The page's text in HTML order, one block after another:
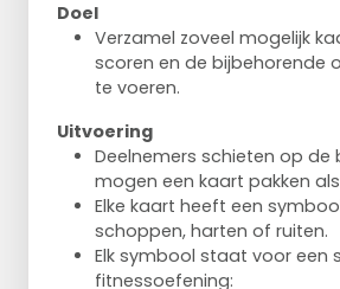
Doel
Verzamel zoveel mogelijk
scoren en de bijbehorende
te voeren.
Uitvoering
Deelnemers schieten op de
mogen een kaart pakken
Elke kaart heeft een
schoppen, harten of ruiten.
Elk symbool staat voor een
fitnessoefening: